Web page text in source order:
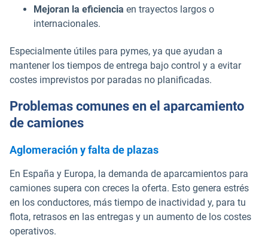
Mejoran la eficiencia en trayectos largos o
internacionales.
Especialmente útiles para pymes, ya que ayudan a
mantener los tiempos de entrega bajo control y a evitar
costes imprevistos por paradas no planificadas.
Problemas comunes en el aparcamiento
de camiones
Aglomeración y falta de plazas
En España y Europa, la demanda de aparcamientos para
camiones supera con creces la oferta. Esto genera estrés
en los conductores, más tiempo de inactividad y, para tu
flota, retrasos en las entregas y un aumento de los costes
operativos.